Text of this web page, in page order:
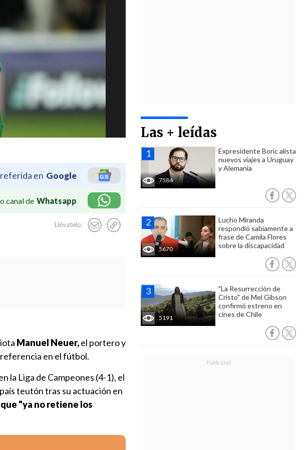
en Google
canal de Whatsapp
Llévatelo:
Las + leídas
7584
Expresidente Boric alista
nuevos viajes a Uruguay
y Alemania
5670
Lucho Miranda
respondió sabiamente a
frase de Camila Flores
sobre la discapacidad
5191
"La Resurrección de
Cristo" de Mel Gibson
confirmó estreno en
cines de Chile
Manuel Neuer,el portero y
referencia en el fútbol.
la Liga de Campeones (4-1), el
teutón tras su actuación en
"ya no retiene los